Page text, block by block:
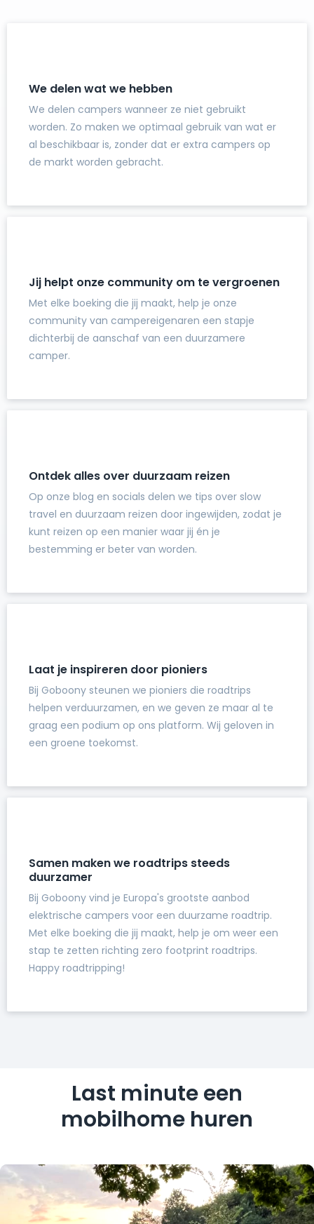
We delen wat we hebben
We delen campers wanneer ze niet gebruikt
worden. Zo maken we optimaal gebruik van wat er
al beschikbaar is, zonder dat er extra campers op
de markt worden gebracht.
Jij helpt onze community om te vergroenen
Met elke boeking die jij maakt, help je onze
community van campereigenaren een stapje
dichterbij de aanschaf van een duurzamere
camper.
Ontdek alles over duurzaam reizen
Op onze blog en socials delen we tips over slow
travel en duurzaam reizen door ingewijden, zodat je
kunt reizen op een manier waar jij én je
bestemming er beter van worden.
Laat je inspireren door pioniers
Bij Goboony steunen we pioniers die roadtrips
helpen verduurzamen, en we geven ze maar al te
graag een podium op ons platform. Wij geloven in
een groene toekomst.
Samen maken we roadtrips steeds
duurzamer
Bij Goboony vind je Europa's grootste aanbod
elektrische campers voor een duurzame roadtrip.
Met elke boeking die jij maakt, help je om weer een
stap te zetten richting zero footprint roadtrips.
Happy roadtripping!
Last minute een
mobilhome huren